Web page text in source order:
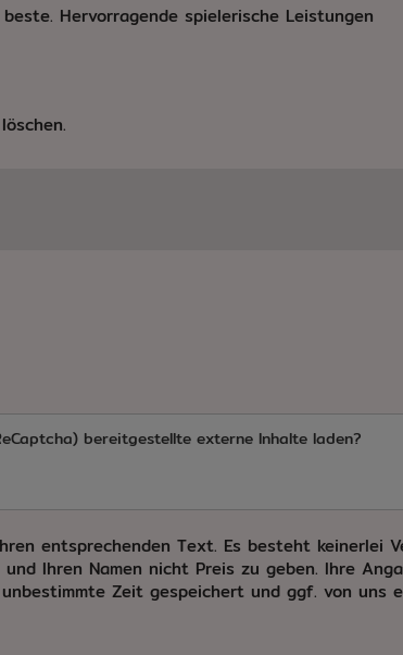
Hervorragende spielerische Leistungen
bereitgestellte externe Inhalte laden?
entsprechenden Text. Es besteht keinerlei
Ihren Namen nicht Preis zu geben. Ihre
Zeit gespeichert und ggf. von uns